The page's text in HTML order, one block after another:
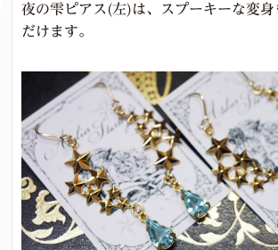
夜の雫ピアス(左)は、スプーキーな変身
だけます。